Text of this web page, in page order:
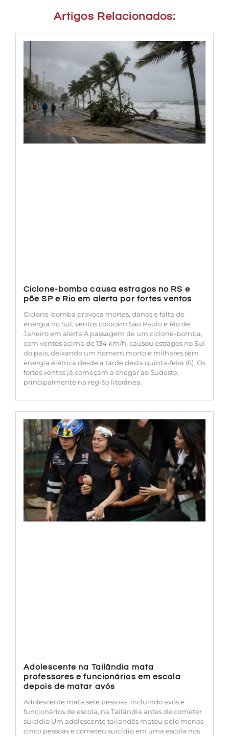
Artigos Relacionados:
Ciclone-bomba causa estragos no RS e
põe SP e Rio em alerta por fortes ventos
Ciclone-bomba provoca mortes, danos e falta de
energia no Sul; ventos colocam São Paulo e Rio de
Janeiro em alerta A passagem de um ciclone-bomba,
com ventos acima de 134 km/h, causou estragos no Sul
do país, deixando um homem morto e milhares sem
energia elétrica desde a tarde desta quinta-feira (6). Os
fortes ventos já começam a chegar ao Sudeste,
principalmente na região litorânea.
Adolescente na Tailândia mata
professores e funcionários em escola
depois de matar avós
Adolescente mata sete pessoas, incluindo avós e
funcionários de escola, na Tailândia antes de cometer
suicídio Um adolescente tailandês matou pelo menos
cinco pessoas e cometeu suicídio em uma escola nos